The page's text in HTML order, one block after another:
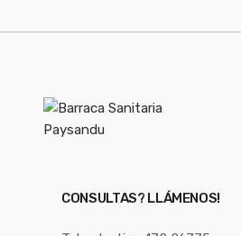
CONSULTAS? LLÁMENOS!